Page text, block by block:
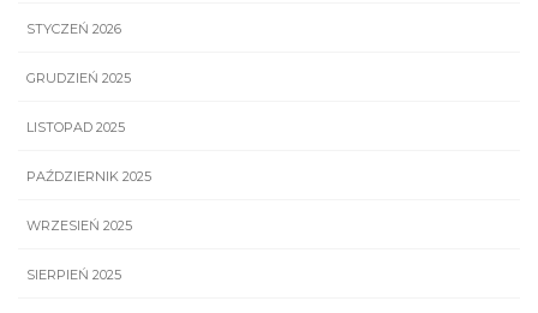
STYCZEŃ 2026
GRUDZIEŃ 2025
LISTOPAD 2025
PAŹDZIERNIK 2025
WRZESIEŃ 2025
SIERPIEŃ 2025